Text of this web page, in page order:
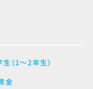
（1～2年生）
金